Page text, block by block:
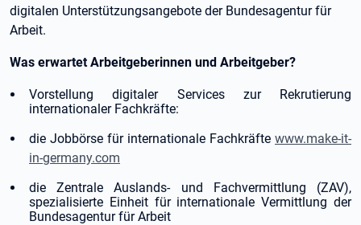
digitalen Unterstützungsangebote der Bundesagentur für
Arbeit.
Was erwartet Arbeitgeberinnen und Arbeitgeber?
Vorstellung digitaler Services zur Rekrutierung
internationaler Fachkräfte:
die Jobbörse für internationale Fachkräfte www.make-it-
in-germany.com
die Zentrale Auslands- und Fachvermittlung (ZAV),
spezialisierte Einheit für internationale Vermittlung der
Bundesagentur für Arbeit